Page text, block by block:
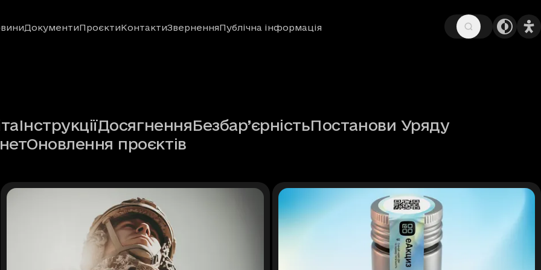
ДокументиПроєктиКонтактиЗверненняПублічна інформація
ІнструкціїДосягненняБезбар’єрністьПостанови Уряду
Оновлення проєктів